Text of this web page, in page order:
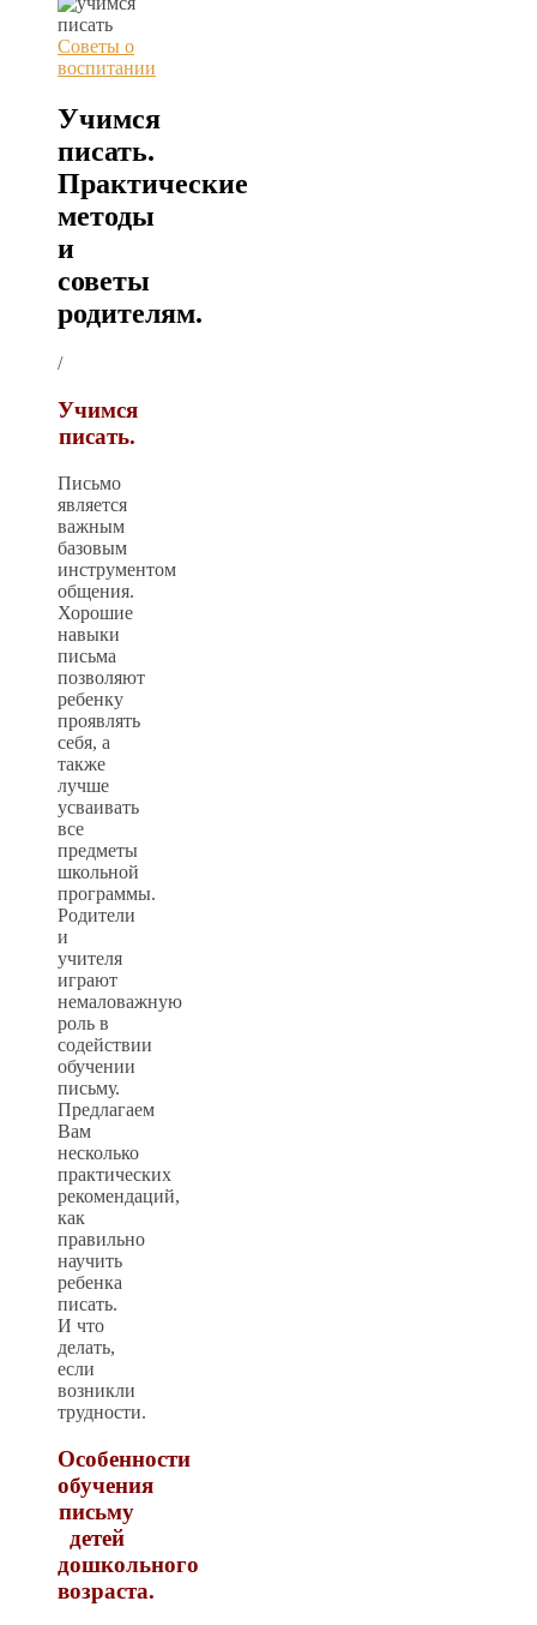
Советы о
воспитании
Учимся
писать.
Практические
методы
и
советы
родителям.
/
Учимся
писать.
Письмо
является
важным
базовым
инструментом
общения.
Хорошие
навыки
письма
позволяют
ребенку
проявлять
себя, а
также
лучше
усваивать
все
предметы
школьной
программы.
Родители
и
учителя
играют
немаловажную
роль в
содействии
обучении
письму.
Предлагаем
Вам
несколько
практических
рекомендаций,
как
правильно
научить
ребенка
писать.
И что
делать,
если
возникли
трудности.
Особенности
обучения
письму
детей
дошкольного
возраста.